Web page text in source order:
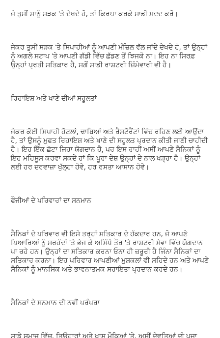
ਜੇ ਤੁਸੀਂ ਸਾਨੂੰ ਸੜਕ 'ਤੇ ਦੇਖਦੇ ਹੋ, ਤਾਂ ਕਿਰਪਾ ਕਰਕੇ ਸਾਡੀ ਮਦਦ ਕਰੋ।
ਜੇਕਰ ਤੁਸੀਂ ਸੜਕ 'ਤੇ ਸਿਪਾਹੀਆਂ ਨੂੰ ਆਪਣੀ ਮੰਜ਼ਿਲ ਵੱਲ ਜਾਂਦੇ ਦੇਖਦੇ ਹੋ, ਤਾਂ ਉਨ੍ਹਾਂ
ਨੂੰ ਅਗਲੇ ਸਟਾਪ 'ਤੇ ਆਪਣੀ ਗੱਡੀ ਵਿੱਚ ਛੱਡਣ ਤੋਂ ਝਿਜਕੋ ਨਾ। ਇਹ ਨਾ ਸਿਰਫ਼
ਉਨ੍ਹਾਂ ਪ੍ਰਤੀ ਸਤਿਕਾਰ ਹੈ, ਸਗੋਂ ਸਾਡੀ ਰਾਸ਼ਟਰੀ ਜ਼ਿੰਮੇਵਾਰੀ ਵੀ ਹੈ।
ਰਿਹਾਇਸ਼ ਅਤੇ ਖਾਣੇ ਦੀਆਂ ਸਹੂਲਤਾਂ
ਜੇਕਰ ਕੋਈ ਸਿਪਾਹੀ ਹੋਟਲਾਂ, ਢਾਬਿਆਂ ਅਤੇ ਰੈਸਟੋਰੈਂਟਾਂ ਵਿੱਚ ਰਹਿਣ ਲਈ ਆਉਂਦਾ
ਹੈ, ਤਾਂ ਉਸਨੂੰ ਮੁਫਤ ਰਿਹਾਇਸ਼ ਅਤੇ ਖਾਣੇ ਦੀ ਸਹੂਲਤ ਪ੍ਰਦਾਨ ਕੀਤੀ ਜਾਣੀ ਚਾਹੀਦੀ
ਹੈ। ਇਹ ਇੱਕ ਛੋਟਾ ਜਿਹਾ ਯੋਗਦਾਨ ਹੈ, ਪਰ ਇਸ ਰਾਹੀਂ ਅਸੀਂ ਆਪਣੇ ਸੈਨਿਕਾਂ ਨੂੰ
ਇਹ ਮਹਿਸੂਸ ਕਰਵਾ ਸਕਦੇ ਹਾਂ ਕਿ ਪੂਰਾ ਦੇਸ਼ ਉਨ੍ਹਾਂ ਦੇ ਨਾਲ ਖੜ੍ਹਾ ਹੈ। ਉਨ੍ਹਾਂ
ਲਈ ਹਰ ਦਰਵਾਜ਼ਾ ਖੁੱਲ੍ਹਾ ਹੋਵੇ, ਹਰ ਰਸਤਾ ਆਸਾਨ ਹੋਵੇ।
ਫੌਜੀਆਂ ਦੇ ਪਰਿਵਾਰਾਂ ਦਾ ਸਨਮਾਨ
ਸੈਨਿਕਾਂ ਦੇ ਪਰਿਵਾਰ ਵੀ ਇਸੇ ਤਰ੍ਹਾਂ ਸਤਿਕਾਰ ਦੇ ਹੱਕਦਾਰ ਹਨ, ਜੋ ਆਪਣੇ
ਪਿਆਰਿਆਂ ਨੂੰ ਸਰਹੱਦਾਂ 'ਤੇ ਭੇਜ ਕੇ ਅਸਿੱਧੇ ਤੌਰ 'ਤੇ ਰਾਸ਼ਟਰੀ ਸੇਵਾ ਵਿੱਚ ਯੋਗਦਾਨ
ਪਾ ਰਹੇ ਹਨ। ਉਨ੍ਹਾਂ ਦਾ ਸਤਿਕਾਰ ਕਰਨਾ ਓਨਾ ਹੀ ਜ਼ਰੂਰੀ ਹੈ ਜਿੰਨਾ ਸੈਨਿਕਾਂ ਦਾ
ਸਤਿਕਾਰ ਕਰਨਾ। ਇਹ ਪਰਿਵਾਰ ਆਪਣੀਆਂ ਮੁਸ਼ਕਲਾਂ ਵੀ ਸਹਿਦੇ ਹਨ ਅਤੇ ਆਪਣੇ
ਸੈਨਿਕਾਂ ਨੂੰ ਮਾਨਸਿਕ ਅਤੇ ਭਾਵਨਾਤਮਕ ਸਹਾਇਤਾ ਪ੍ਰਦਾਨ ਕਰਦੇ ਹਨ।
ਸੈਨਿਕਾਂ ਦੇ ਸਨਮਾਨ ਦੀ ਨਵੀਂ ਪਰੰਪਰਾ
ਸਾਡੇ ਸਮਾਜ ਵਿੱਚ, ਤਿਉਹਾਰਾਂ ਅਤੇ ਖਾਸ ਮੌਕਿਆਂ 'ਤੇ, ਅਸੀਂ ਦੇਵਤਿਆਂ ਦੀ ਪੂਜਾ